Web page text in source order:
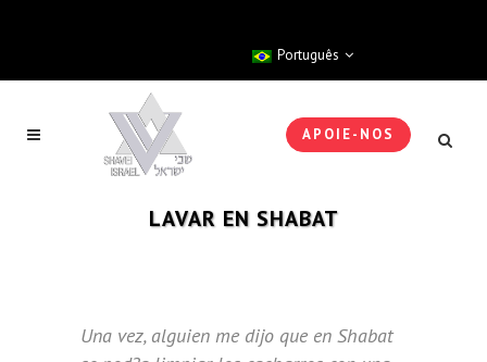
Português
APOIE-NOS
LAVAR EN SHABAT
Una vez, alguien me dijo que en Shabat